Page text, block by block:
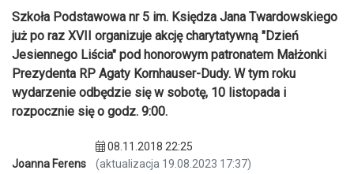
Szkoła Podstawowa nr 5 im. Księdza Jana Twardowskiego
już po raz XVII organizuje akcję charytatywną "Dzień
Jesiennego Liścia" pod honorowym patronatem Małżonki
Prezydenta RP Agaty Kornhauser-Dudy. W tym roku
wydarzenie odbędzie się w sobotę, 10 listopada i
rozpocznie się o godz. 9:00.
Joanna Ferens
08.11.2018 22:25
(aktualizacja 19.08.2023 17:37)